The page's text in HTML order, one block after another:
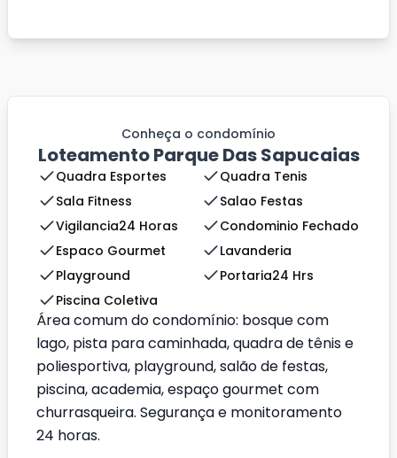
Conheça o condomínio
Loteamento Parque Das Sapucaias
Quadra Esportes
Quadra Tenis
Sala Fitness
Salao Festas
Vigilancia24 Horas
Condominio Fechado
Espaco Gourmet
Lavanderia
Playground
Portaria24 Hrs
Piscina Coletiva
Área comum do condomínio: bosque com
lago, pista para caminhada, quadra de tênis e
poliesportiva, playground, salão de festas,
piscina, academia, espaço gourmet com
churrasqueira. Segurança e monitoramento
24 horas.